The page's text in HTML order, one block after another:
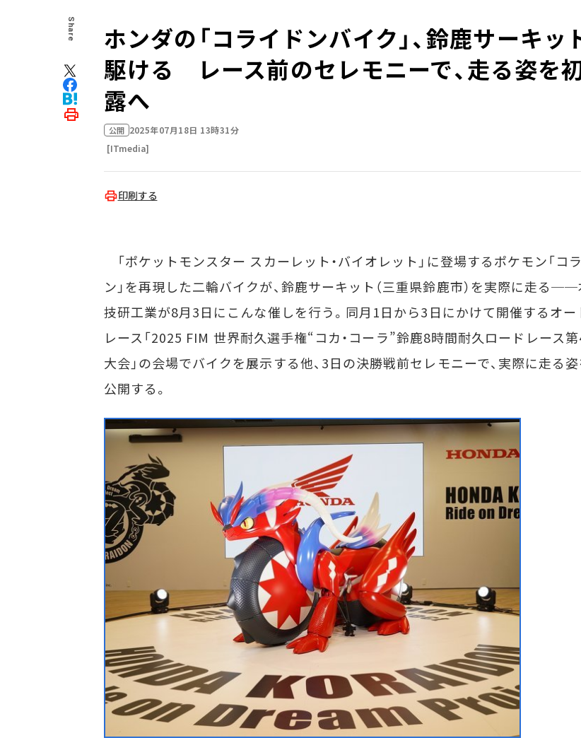
Share
ホンダの「コライドンバイク」、鈴鹿サーキッ
駆ける レース前のセレモニーで、走る姿を
露へ
公開 2025年07月18日 13時31分
[ITmedia]
印刷する
「ポケットモンスター スカーレット・バイオレット」に登場するポケモン「コ
ン」を再現した二輪バイクが、鈴鹿サーキット（三重県鈴鹿市）を実際に走る
技研工業が8月3日にこんな催しを行う。同月1日から3日にかけて開催するオー
レース「2025 FIM 世界耐久選手権“コカ・コーラ”鈴鹿8時間耐久ロードレース
大会」の会場でバイクを展示する他、3日の決勝戦前セレモニーで、実際に走る
公開する。